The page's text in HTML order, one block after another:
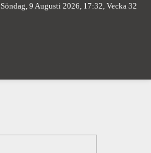
Söndag, 9 Augusti 2026, 17:32, Vecka 32